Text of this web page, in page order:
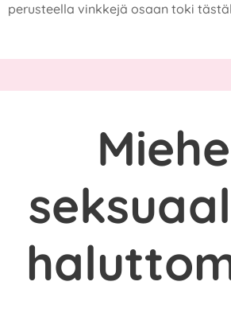
perusteella vinkkejä osaan toki